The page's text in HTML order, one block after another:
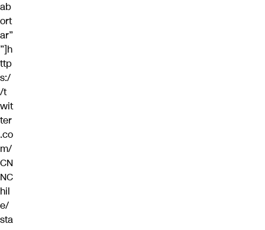
ab
ort
ar”
”]h
ttp
s:/
/t
wit
ter
.co
m/
CN
NC
hil
e/
sta